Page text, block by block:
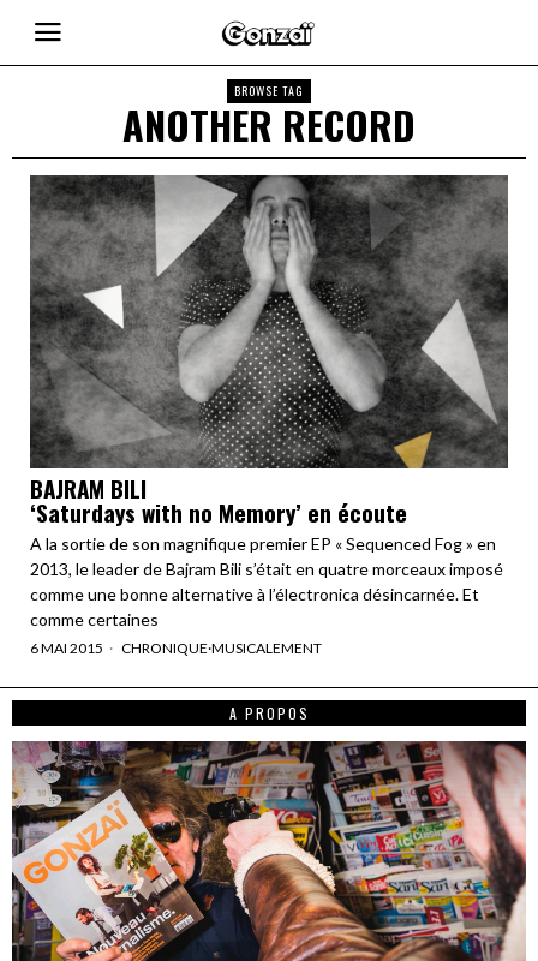
BROWSE TAG
ANOTHER RECORD
BAJRAM BILI
‘Saturdays with no Memory’ en écoute
A la sortie de son magnifique premier EP « Sequenced Fog » en
2013, le leader de Bajram Bili s’était en quatre morceaux imposé
comme une bonne alternative à l’électronica désincarnée. Et
comme certaines
6 MAI 2015 CHRONIQUE·MUSICALEMENT
A PROPOS